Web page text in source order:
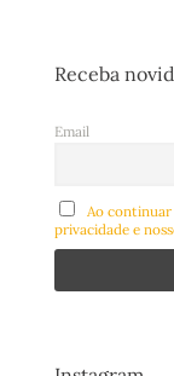
Receba
Email
Ao
privacidade e